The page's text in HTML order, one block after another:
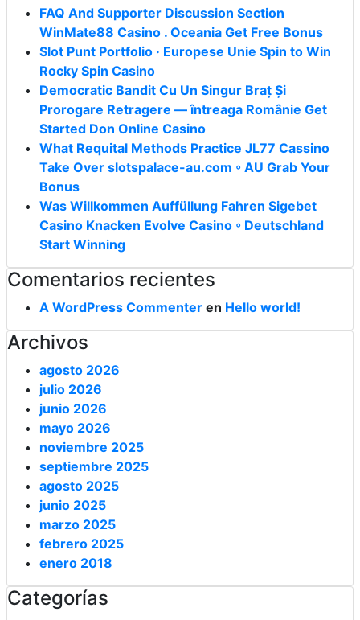
FAQ And Supporter Discussion Section
WinMate88 Casino . Oceania Get Free Bonus
Slot Punt Portfolio · Europese Unie Spin to Win
Rocky Spin Casino
Democratic Bandit Cu Un Singur Braț Și
Prorogare Retragere — întreaga Românie Get
Started Don Online Casino
What Requital Methods Practice JL77 Cassino
Take Over slotspalace-au.com ◦ AU Grab Your
Bonus
Was Willkommen Auffüllung Fahren Sigebet
Casino Knacken Evolve Casino ◦ Deutschland
Start Winning
Comentarios recientes
A WordPress Commenter en Hello world!
Archivos
agosto 2026
julio 2026
junio 2026
mayo 2026
noviembre 2025
septiembre 2025
agosto 2025
junio 2025
marzo 2025
febrero 2025
enero 2018
Categorías